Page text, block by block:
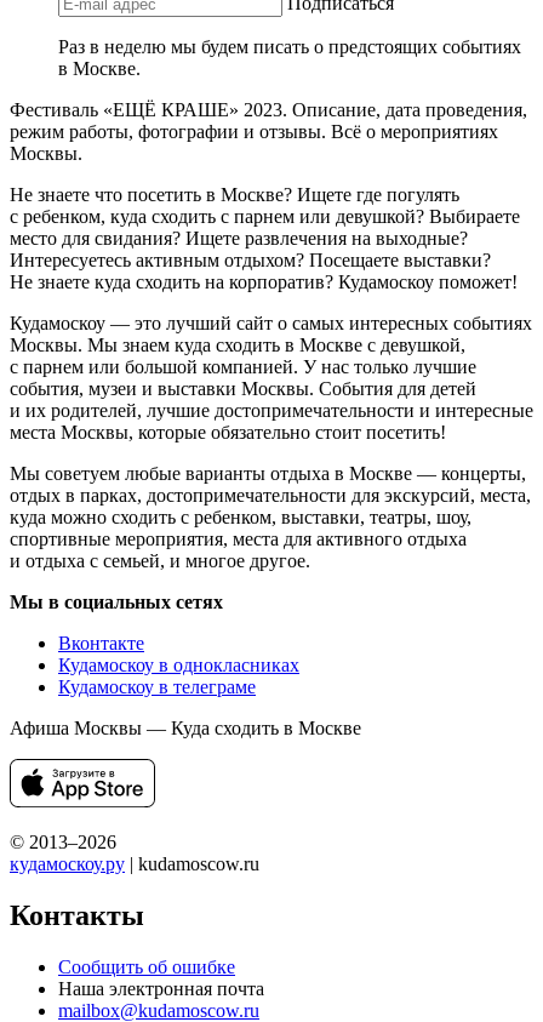
Раз в неделю мы будем писать о предстоящих событиях
в Москве.
Фестиваль «ЕЩЁ КРАШЕ» 2023. Описание, дата проведения,
режим работы, фотографии и отзывы. Всё о мероприятиях
Москвы.
Не знаете что посетить в Москве? Ищете где погулять
с ребенком, куда сходить с парнем или девушкой? Выбираете
место для свидания? Ищете развлечения на выходные?
Интересуетесь активным отдыхом? Посещаете выставки?
Не знаете куда сходить на корпоратив? Кудамоскоу поможет!
Кудамоскоу — это лучший сайт о самых интересных событиях
Москвы. Мы знаем куда сходить в Москве с девушкой,
с парнем или большой компанией. У нас только лучшие
события, музеи и выставки Москвы. События для детей
и их родителей, лучшие достопримечательности и интересные
места Москвы, которые обязательно стоит посетить!
Мы советуем любые варианты отдыха в Москве — концерты,
отдых в парках, достопримечательности для экскурсий, места,
куда можно сходить с ребенком, выставки, театры, шоу,
спортивные мероприятия, места для активного отдыха
и отдыха с семьей, и многое другое.
Мы в социальных сетях
Вконтакте
Кудамоскоу в однокласниках
Кудамоскоу в телеграме
Афиша Москвы — Куда сходить в Москве
© 2013–2026
кудамоскоу.ру | kudamoscow.ru
Контакты
Сообщить об ошибке
Наша электронная почта
mailbox@kudamoscow.ru